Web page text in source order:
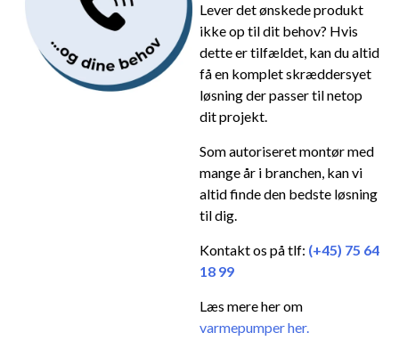
Lever det ønskede produkt
ikke op til dit behov? Hvis
dette er tilfældet, kan du altid
få en komplet skræddersyet
løsning der passer til netop
dit projekt.
Som autoriseret montør med
mange år i branchen, kan vi
altid finde den bedste løsning
til dig.
Kontakt os på tlf: (+45) 75 64
18 99
Læs mere her om
varmepumper her.